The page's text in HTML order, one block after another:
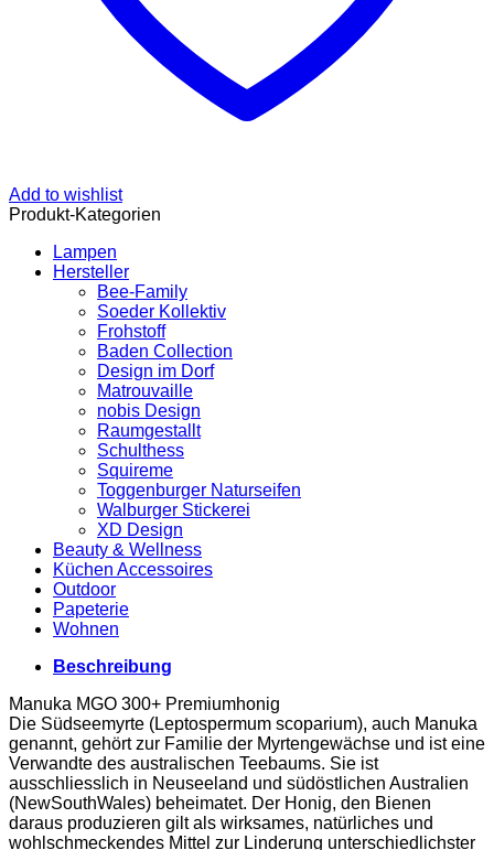
Add to wishlist
Produkt-Kategorien
Lampen
Hersteller
Bee-Family
Soeder Kollektiv
Frohstoff
Baden Collection
Design im Dorf
Matrouvaille
nobis Design
Raumgestallt
Schulthess
Squireme
Toggenburger Naturseifen
Walburger Stickerei
XD Design
Beauty & Wellness
Küchen Accessoires
Outdoor
Papeterie
Wohnen
Beschreibung
Manuka MGO 300+ Premiumhonig
Die Südseemyrte (Leptospermum scoparium), auch Manuka
genannt, gehört zur Familie der Myrtengewächse und ist eine
Verwandte des australischen Teebaums. Sie ist
ausschliesslich in Neuseeland und südöstlichen Australien
(NewSouthWales) beheimatet. Der Honig, den Bienen
daraus produzieren gilt als wirksames, natürliches und
wohlschmeckendes Mittel zur Linderung unterschiedlichster